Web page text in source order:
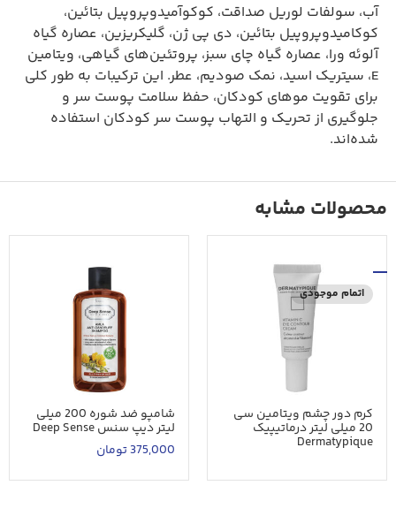
آب، سولفات لوريل صداقت، کوکوآمیدوپروپیل بتائین،
کوکامیدوپروپیل بتائین، دی پی ژن، گلیکریزین، عصاره گیاه
آلوئه ورا، عصاره گیاه چای سبز، پروتئین‌های گیاهی، ویتامین
E، سیتریک اسید، نمک صودیم، عطر. این ترکیبات به طور کلی
برای تقویت موهای کودکان، حفظ سلامت پوست سر و
جلوگیری از تحریک و التهاب پوست سر کودکان استفاده
شده‌اند.
محصولات مشابه
اتمام موجودی
کرم دور چشم ویتامین سی
20 میلی لیتر درماتیپیک
Dermatypique
شامپو ضد شوره 200 میلی
لیتر دیپ سنس Deep Sense
375,000تومان